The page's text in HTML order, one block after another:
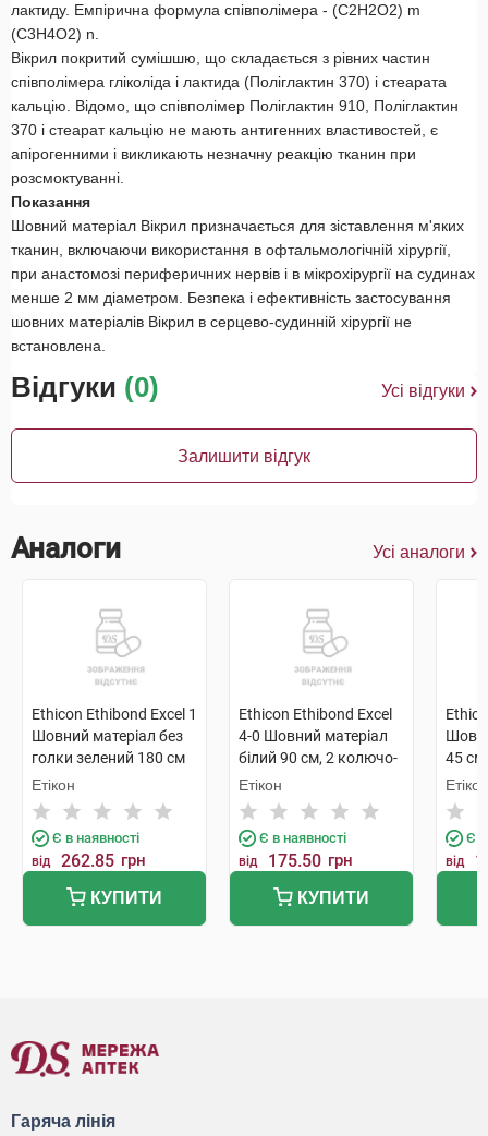
лактиду. Емпірична формула співполімера - (С2H2O2) m
(C3H4O2) n.
Вікрил покритий сумішшю, що складається з рівних частин
співполімера гліколіда і лактида (Поліглактин 370) і стеарата
кальцію. Відомо, що співполімер Поліглактин 910, Поліглактин
370 і стеарат кальцію не мають антигенних властивостей, є
апірогенними і викликають незначну реакцію тканин при
розсмоктуванні.
Показання
Шовний матеріал Вікрил призначається для зіставлення м'яких
тканин, включаючи використання в офтальмологічній хірургії,
при анастомозі периферичних нервів і в мікрохірургії на судинах
менше 2 мм діаметром. Безпека і ефективність застосування
шовних матеріалів Вікрил в серцево-судинній хірургії не
встановлена.
Відгуки (0) Усі відгуки
Залишити відгук
Аналоги Усі аналоги
Ethicon Ethibond Exсel 1
Шовний матеріал без
голки зелений 180 см
W6155 1 шт
Етікон
Є в наявності
від 262.85 грн
КУПИТИ
Ethicon Ethibond Exсel
4-0 Шовний матеріал
білий 90 см, 2 колючо-
ріжучі голки 17 мм 3/8
кола W6915 1 шт
Етікон
Є в наявності
від 175.50 грн
КУПИТИ
45
26
Етікон
Є в
від
Гаряча лінія